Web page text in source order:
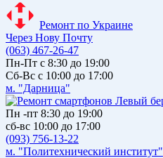
Ремонт по Украине
Через Нову Почту
(063) 467-26-47
Пн-Пт с 8:30 до 19:00
Сб-Вс с 10:00 до 17:00
м. "Дарница"
Пн -пт 8:30 до 19:00
сб-вс 10:00 до 17:00
(093) 756-13-22
м. "Политехнический институт"